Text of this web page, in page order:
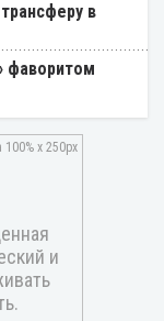
в
фаворитом